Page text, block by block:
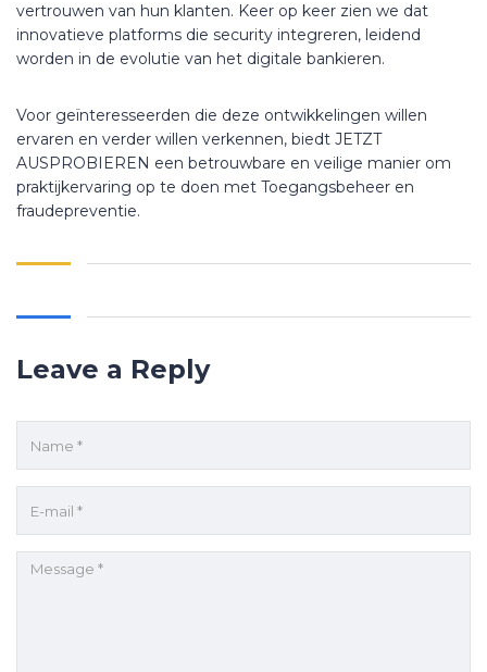
vertrouwen van hun klanten. Keer op keer zien we dat
innovatieve platforms die security integreren, leidend
worden in de evolutie van het digitale bankieren.
Voor geïnteresseerden die deze ontwikkelingen willen
ervaren en verder willen verkennen, biedt JETZT
AUSPROBIEREN een betrouwbare en veilige manier om
praktijkervaring op te doen met Toegangsbeheer en
fraudepreventie.
Leave a Reply